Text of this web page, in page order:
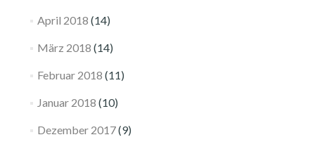
April 2018 (14)
März 2018 (14)
Februar 2018 (11)
Januar 2018 (10)
Dezember 2017(9)